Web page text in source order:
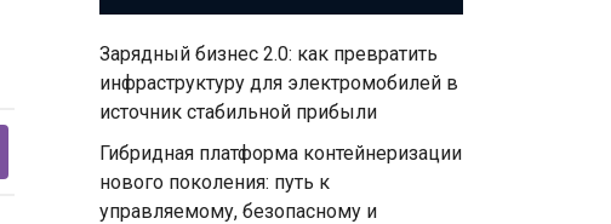
Зарядный бизнес 2.0: как превратить
инфраструктуру для электромобилей в
источник стабильной прибыли
Гибридная платформа контейнеризации
нового поколения: путь к
управляемому, безопасному и